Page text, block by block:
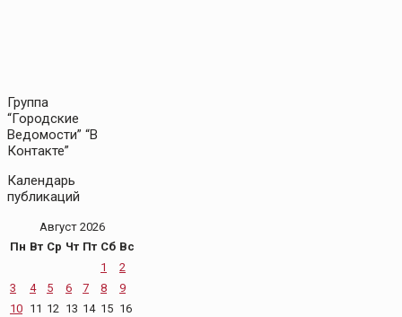
Группа
“Городские
Ведомости” “В
Контакте”
Календарь
публикаций
Август 2026
Пн Вт Ср Чт Пт Сб Вс
1
2
3
4 5 6 7 8
9
10 11 12 13 14 15 16